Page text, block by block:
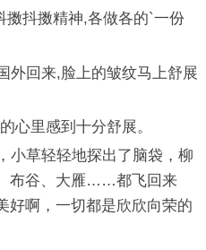
抖擞精神,各做各的`一份
回来,脸上的皱纹马上舒展
里感到十分舒展。
草轻轻地探出了脑袋，柳
布谷、大雁……都飞回来
好啊，一切都是欣欣向荣的